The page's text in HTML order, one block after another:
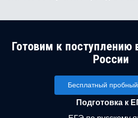
Готовим к поступлению
России
Бесплатный
Подготовка к